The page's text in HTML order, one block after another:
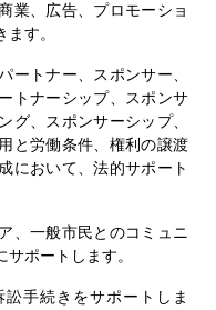
業、広告、プロモーショ
す。
ートナー、スポンサー、
トナーシップ、スポンサ
グ、スポンサーシップ、
と労働条件、権利の譲渡
において、法的サポート
、一般市民とのコミュニ
ポートします。
手続きをサポートしま